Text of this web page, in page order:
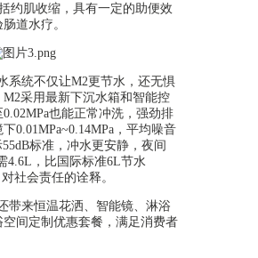
约肌收缩，具有一定的助便效
道水疗。
统不仅让M2更节水，还无惧
采用最新下沉水箱和智能控
也能正常冲洗，强劲排
0.01MPa~0.14MPa，平均噪音
标准，冲水更安静，夜间
4.6L，比国际标准6L节水
社会责任的诠释。
来恒温花洒、智能镜、淋浴
间定制优惠套餐，满足消费者